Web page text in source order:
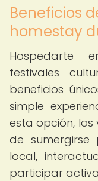
Beneficios
homestay
Hospedarte
festivales
beneficios
simple
esta opción,
de
local,
participar